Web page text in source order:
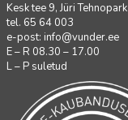
Kesk tee 9, Jüri Tehnopark
tel. 65 64 003
e-post: info@vunder.ee
E – R 08.30 – 17.00
L – P suletud